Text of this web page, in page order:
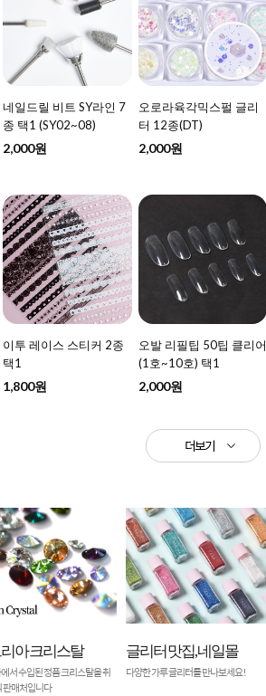
네일드릴 비트 SY라인 7
종 택1 (SY02~08)
2,000원
오로라육각믹스펄 글리
터 12종(DT)
2,000원
이투 레이스 스티커 2종
택1
1,800원
오발 리필팁 50팁 클리어
(1호~10호) 택1
2,000원
더보기
집, 네일몰
글리터를 만나보세요!
국가고시 상품 모아보기
네일 국가고시 준비, 네일몰에서 한번에!